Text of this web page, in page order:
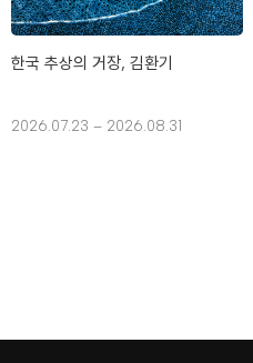
한국 추상의 거장, 김환기
2026.07.23 – 2026.08.31